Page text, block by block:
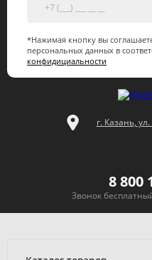
*Нажимая кнопку вы
персональных данных в
конфидициальности
г. Казань,
8 800
Звонок